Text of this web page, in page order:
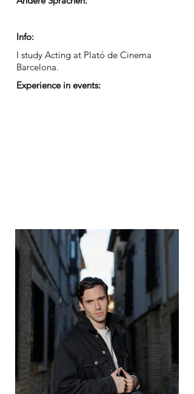
Info:
I study Acting at Plató de Cinema
Barcelona.
Experience in events: